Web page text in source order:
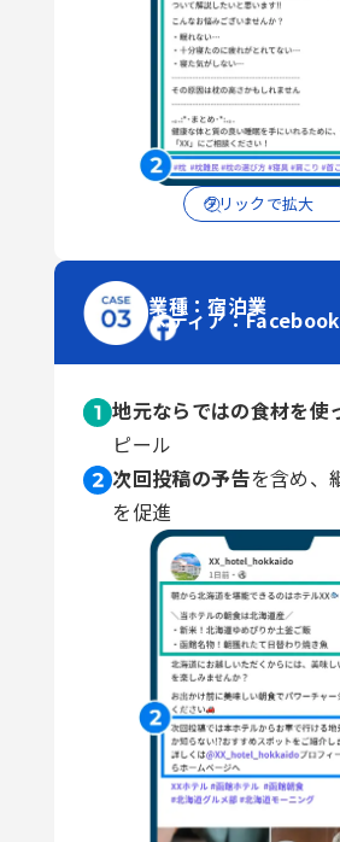
クリックで拡大
業種：宿泊業
メディア：Facebook
地元ならではの食材を使
ピール
次回投稿の予告を含め、
を促進